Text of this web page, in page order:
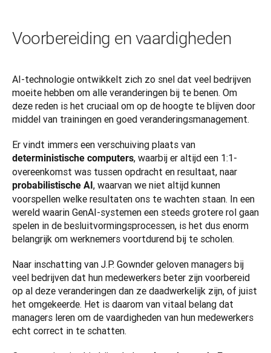
Voorbereiding en vaardigheden
AI-technologie ontwikkelt zich zo snel dat veel bedrijven
moeite hebben om alle veranderingen bij te benen. Om
deze reden is het cruciaal om op de hoogte te blijven door
middel van trainingen en goed veranderingsmanagement.
deterministische computers, waarbij er altijd een 1:1-
probabilistische AI, waarvan we niet altijd kunnen
voorspellen welke resultaten ons te wachten staan. In een
wereld waarin GenAI-systemen een steeds grotere rol gaan
spelen in de besluitvormingsprocessen, is het dus enorm
belangrijk om werknemers voortdurend bij te scholen.
Naar inschatting van J.P. Gownder geloven managers bij
veel bedrijven dat hun medewerkers beter zijn voorbereid
op al deze veranderingen dan ze daadwerkelijk zijn, of juist
het omgekeerde. Het is daarom van vitaal belang dat
managers leren om de vaardigheden van hun medewerkers
echt correct in te schatten.